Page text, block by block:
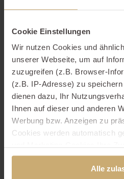
Cookie Einstellungen
Wir nutzen Cookies und
unserer Webseite, um auf
zuzugreifen (z.B. Browser-
(z.B. IP-Adresse) zu
dienen dazu, Ihr
Ihnen auf dieser und anderen
Werbung bzw. Anzeigen zu
Cookies werden automatisch
auch außerhalb der EU/EWR,
verarbeitet werden, wo Ihre
Alle